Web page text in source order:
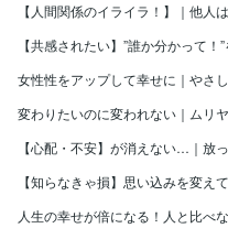
【人間関係のイライラ！】｜他人
【共感されたい】”誰か分かって！
女性性をアップして幸せに｜やさ
変わりたいのに変われない｜ムリ
【心配・不安】が消えない…｜放
【知らなきゃ損】思い込みを変え
人生の幸せが倍になる！人と比べ